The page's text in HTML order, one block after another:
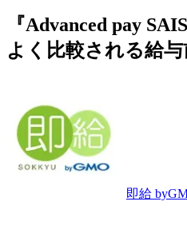
『Advanced pay
よく比較される給
即給